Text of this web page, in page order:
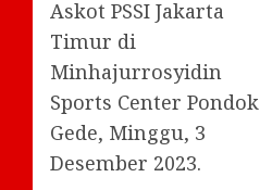
Askot PSSI Jakarta
Timur di
Minhajurrosyidin
Sports Center Pondok
Gede, Minggu, 3
Desember 2023.